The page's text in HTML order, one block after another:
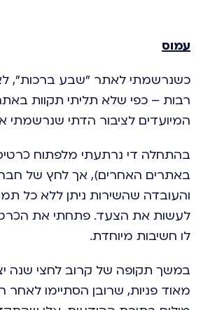
עמוס
כשנרשמתי לאתר "שבע ברכות", לא
רבות – כפי שלא תליתי תקוות
המיועדים לציבור הדתי שנרשמתי
בהתחלה די נרתעתי מלפתוח
באתרים האחרים), אך לחץ של
והעובדה שהשירות ניתן ללא כל
לעשות את הצעד. פתחתי את
לו חשיבות מיוחדת.
במשך תקופה של קרוב לחצי שנה
מאוד פניות, שרובן הסתיימו לאחר